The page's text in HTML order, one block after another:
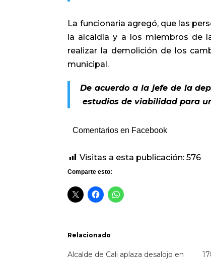
La funcionaria agregó, que las
la alcaldía y a los miembros de
realizar la demolición de los
municipal.
De acuerdo a la jefe de la
estudios de viabilidad para
Comentarios en Facebook
Visitas a esta publicación: 576
Comparte esto:
Relacionado
Alcalde de Cali aplaza desalojo en